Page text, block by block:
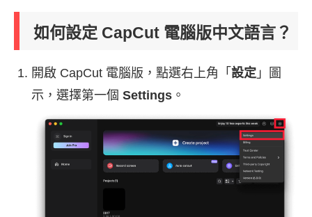
如何設定 CapCut 電腦版中文語言？
開啟 CapCut 電腦版，點選右上角「 設定 」圖
示，選擇第一個 Settings 。